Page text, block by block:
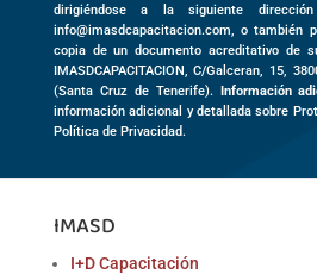
dirigiéndose a la siguiente
info@imasdcapacitacion.com, o también
copia de un documento acreditativo de
IMASDCAPACITACION,C/Galceran, 15,
(Santa Cruz de Tenerife).Información
información adicional y detallada sobre
Política de Privacidad.
IMASD
I+D Capacitación